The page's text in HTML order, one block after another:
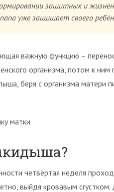
защитных и
уже защищает своего
важную функцию –
организма, потом к
беря с организма матери
матки
четвёртая неделя
выйдя кровавым